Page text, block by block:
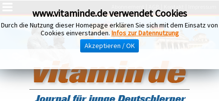
www.vitaminde.de verwendet Cookies
Durch die Nutzung dieser Homepage erklären Sie sich mit dem Einsatz von
Cookies einverstanden. Infos zur Datennutzung
Akzeptieren / OK